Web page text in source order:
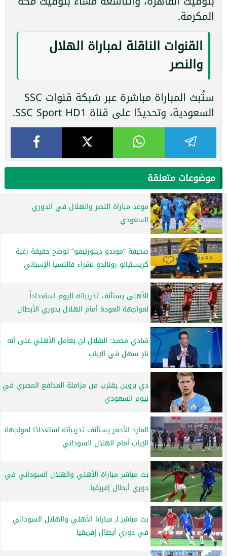
المكرمة.
القنوات الناقلة لمباراة الهلال
والنصر
ستُبث المباراة مباشرة عبر شبكة قنوات SSC
السعودية، وتحديدًا على قناة SSC Sport HD1.
موضوعات متعلقة
موعد مباراة النصر والهلال في الدوري
السعودي
صحيفة ”موندو ديبورتيفو” توضح حقيقة رغبة
كريستيانو رونالدو لشراء فالنسيا الإسباني
الأهلى يستأنف تدريباته اليوم استعداداً
لمواجهة العودة أمام الهلال بدوري الأبطال
شادي محمد: الهلال لن يعامل الأهلي على أنه
نادٍ سهل في الإياب
دي بروين يقترب من مزاملة المدافع المصري في
نيوم السعودي
المارد الأحمر يستأنف تدريباته استعدادًا لمواجهة
الإياب أمام الهلال السوداني
بث مباشر مباراة الأهلي والهلال السوداني في
دوري أبطال إفريقيا
بث مباشر لـ مباراة الأهلي والهلال السوداني
في دوري أبطال إفريقيا